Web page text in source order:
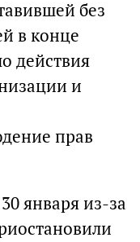
без
в конце
действия
и
прав
января из-за